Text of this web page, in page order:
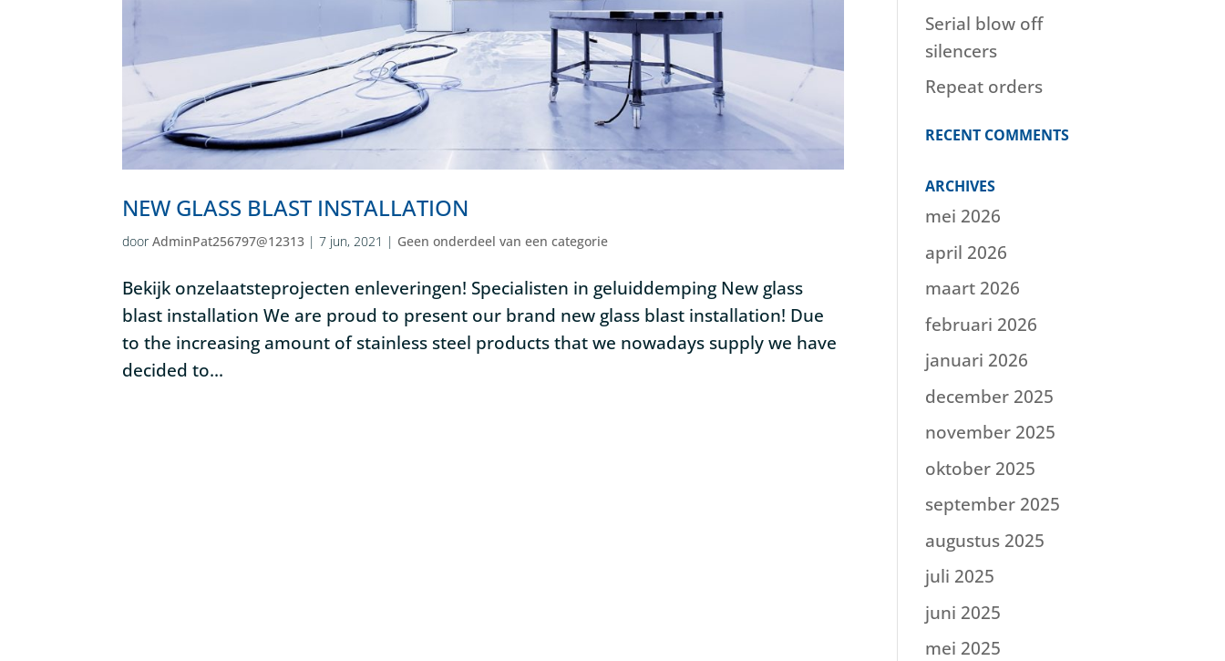
NEW GLASS BLAST INSTALLATION
doorAdminPat256797@12313 |7 jun, 2021 | Geen onderdeel van een categorie
Bekijk onzelaatsteprojecten enleveringen! Specialisten in geluiddemping New glass
blast installation We are proud to present our brand new glass blast installation! Due
to the increasing amount of stainless steel products that we nowadays supply we have
decided to...
Serial blow off
silencers
Repeat orders
RECENT COMMENTS
ARCHIVES
mei 2026
april 2026
maart 2026
februari 2026
januari 2026
december 2025
november 2025
oktober 2025
september 2025
augustus 2025
juli 2025
juni 2025
mei 2025